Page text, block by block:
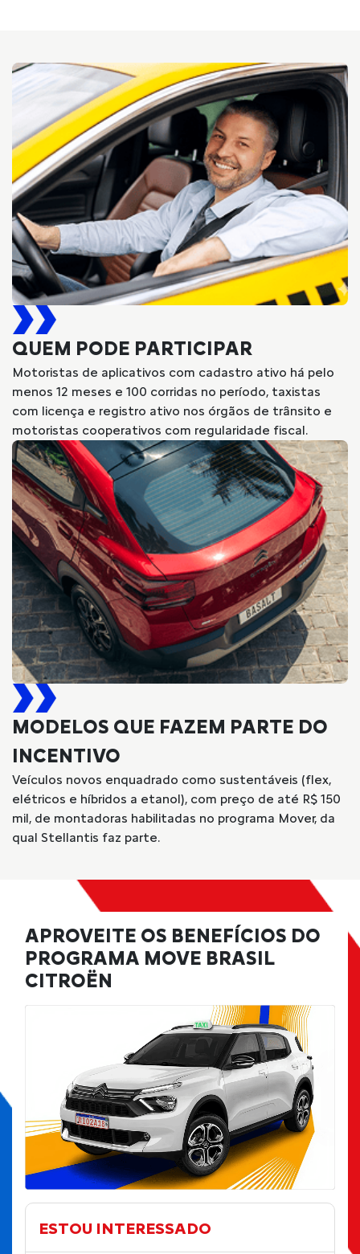
QUEM PODE PARTICIPAR
Motoristas de aplicativos com cadastro ativo há pelo
menos 12 meses e 100 corridas no período, taxistas
com licença e registro ativo nos órgãos de trânsito e
motoristas cooperativos com regularidade fiscal.
MODELOS QUE FAZEM PARTE DO
INCENTIVO
Veículos novos enquadrado como sustentáveis (flex,
elétricos e híbridos a etanol), com preço de até R$ 150
mil, de montadoras habilitadas no programa Mover, da
qual Stellantis faz parte.
APROVEITE OS BENEFÍCIOS DO
PROGRAMA MOVE BRASIL
CITROËN
ESTOU INTERESSADO